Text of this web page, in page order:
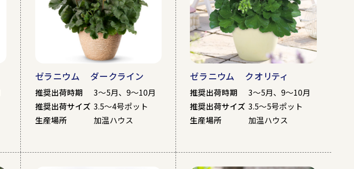
ゼラニウム ダークライン
推奨出荷時期
3～5月、9～10月
推奨出荷サイズ 3.5～4号ポット
生産場所
加温ハウス
ゼラニウム クオリティ
推奨出荷時期
3～5月、9～10月
推奨出荷サイズ 3.5～5号ポット
生産場所
加温ハウス